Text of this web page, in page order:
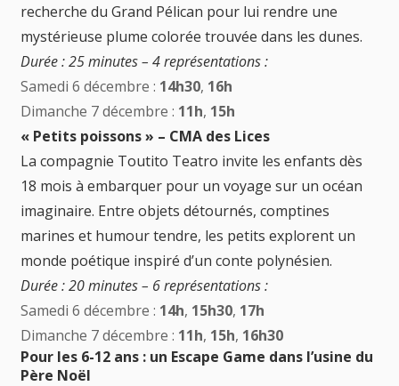
recherche du Grand Pélican pour lui rendre une
mystérieuse plume colorée trouvée dans les dunes.
Durée : 25 minutes – 4 représentations :
Samedi 6 décembre : 14h30, 16h
Dimanche 7 décembre : 11h, 15h
« Petits poissons » – CMA des Lices
La compagnie Toutito Teatro invite les enfants dès
18 mois à embarquer pour un voyage sur un océan
imaginaire. Entre objets détournés, comptines
marines et humour tendre, les petits explorent un
monde poétique inspiré d’un conte polynésien.
Durée : 20 minutes – 6 représentations :
Samedi 6 décembre : 14h, 15h30, 17h
Dimanche 7 décembre : 11h, 15h, 16h30
Pour les 6-12 ans : un Escape Game dans l’usine du
Père Noël